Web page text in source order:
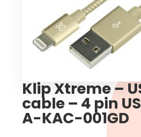
Klip Xtreme –
cable – 4 pin
A-KAC-001GD